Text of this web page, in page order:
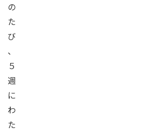
の
た
び
、
５
週
に
わ
た